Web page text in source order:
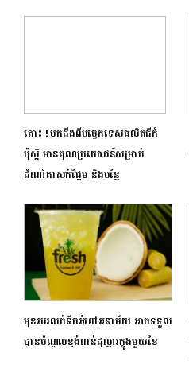
តោះ ! មកដឹងពីបច្ចេកទេសផលិតជីកំ
ប៉ុស្តិ៍ មានគុណប្រយោជន៍សម្រាប់
ដំណាំតាសក់ផ្អែម និងបន្លែ
មុខរបរលក់ទឹកអំពៅអនាម័យ អាចទទួល
បានចំណូលខ្ទង់ពាន់ដុល្លារក្នុងមួយខែ